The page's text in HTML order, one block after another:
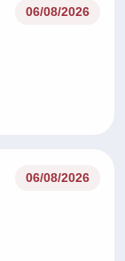
06/08/2026
06/08/2026